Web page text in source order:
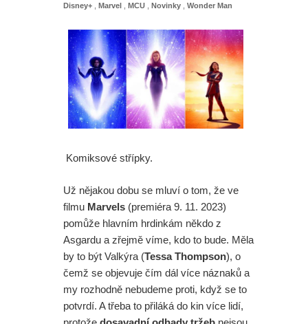
Disney+
Marvel MCU Novinky Wonder Man
Komiksové střípky.
Už nějakou dobu se mluví o tom, že ve
filmu Marvels (premiéra 9. 11. 2023)
pomůže hlavním hrdinkám někdo z
Asgardu a zřejmě víme, kdo to bude. Měla
by to být Valkýra (Tessa Thompson), o
čemž se objevuje čím dál více náznaků a
my rozhodně nebudeme proti, když se to
potvrdí. A třeba to přiláká do kin více lidí,